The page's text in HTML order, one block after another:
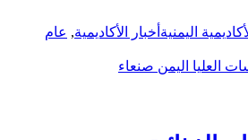
اليمنية أخبار الأكاديمية, عام